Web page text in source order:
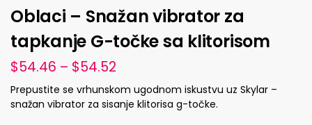
Oblaci – Snažan vibrator za
tapkanje G-točke sa klitorisom
$54.46 – $54.52
Prepustite se vrhunskom ugodnom iskustvu uz Skylar –
snažan vibrator za sisanje klitorisa g-točke.